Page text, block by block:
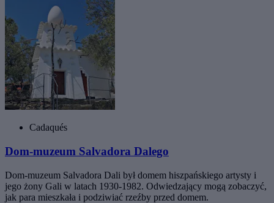
Cadaqués
Dom-muzeum Salvadora Dalego
Dom-muzeum Salvadora Dali był domem hiszpańskiego artysty i
jego żony Gali w latach 1930-1982. Odwiedzający mogą zobaczyć,
jak para mieszkała i podziwiać rzeźby przed domem.